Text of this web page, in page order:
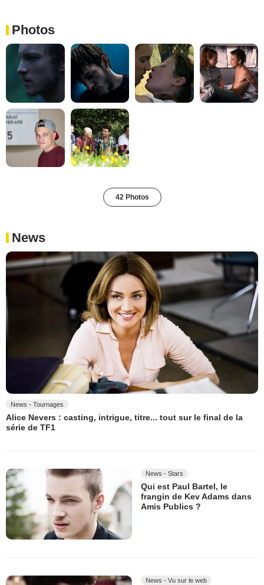
Photos
42 Photos
News
News - Tournages
Alice Nevers : casting, intrigue, titre... tout sur le final de la
série de TF1
News - Stars
Qui est Paul Bartel, le
frangin de Kev Adams dans
Amis Publics ?
News - Vu sur le web